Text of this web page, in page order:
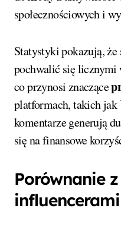
społecznościowych i
Statystyki pokazują,
pochwalić się
co przynosi znaczące
platformach, takich jak
komentarze generują
się na finansowe
Porównanie
influencerami